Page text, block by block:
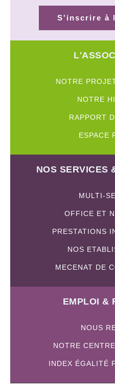
S'inscrire à
NOTRE
NOTRE
RAPPORT
ESPACE
NOS SERVICES
MULTI-
OFFICE ET
PRESTATIONS
NOS
MECENAT DE
EMPLOI &
NOUS
NOTRE
INDEX ÉGALITÉ